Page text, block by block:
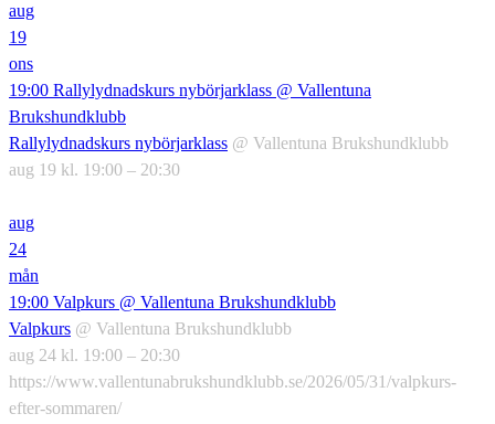
aug
19
ons
19:00 Rallylydnadskurs nybörjarklass @ Vallentuna
Brukshundklubb
Rallylydnadskurs nybörjarklass @ Vallentuna Brukshundklubb
aug 19 kl. 19:00 – 20:30
aug
24
mån
19:00 Valpkurs @ Vallentuna Brukshundklubb
Valpkurs @ Vallentuna Brukshundklubb
aug 24 kl. 19:00 – 20:30
https://www.vallentunabrukshundklubb.se/2026/05/31/valpkurs-
efter-sommaren/